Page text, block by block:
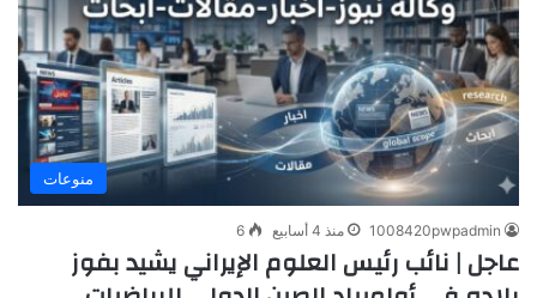
منوعات
1008420pwpadmin منذ 4 أسابيع 6
عاجل | نائب رئيس العلوم الإيراني يشيد بفوز